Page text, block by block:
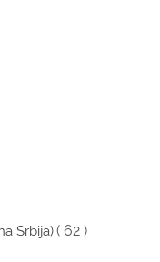
Srbija)( 62 )